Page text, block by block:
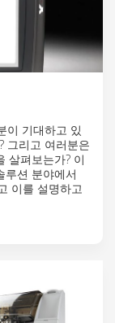
이 기대하고 있
그리고 여러분은
살펴보는가? 이
루션 분야에서
이를 설명하고